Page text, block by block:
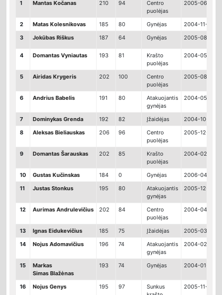
1 Mantas Kočanas 210 94
Centro
puolėjas
2005-06-28
2 Matas Kolesnikovas 185 80 Gynėjas
2004-11-07
3
Jokūbas Riškus 187 64 Gynėjas 2005-08-03
4 Domantas Vyniautas 193 81
Krašto
puolėjas
2004-05-22
5 Airidas Krygeris 202 100
Centro
puolėjas
2005-08-15
6 Andrius Babelis 191 80
Atakuojantis
gynėjas
2004-05-07
7 Dominykas Grenda 192 82 Įžaidėjas
2004-10-07
8
Aleksas Bieliauskas 206 96
Centro
puolėjas
2005-12-03
9 Domantas Šarauskas 202 85
Krašto
puolėjas
2004-02-21
10 Gustas Kučinskas 184 0 Gynėjas
2006-04-14
11
Justas Stonkus 195 80
Atakuojantis
gynėjas
2005-12-31
12 Aurimas Andrulevičius 202 84
Centro
puolėjas
2004-04-02
13 Ignas Eidukevičius 185 75 Įžaidėjas
2005-03-16
14
Nojus Adomavičius 196 74
Atakuojantis
gynėjas
2004-02-06
15
Markas
Simas Blažėnas
193 74 Gynėjas 2004-01-09
16 Nojus Genys 195 97
Sunkus
2005-11-27